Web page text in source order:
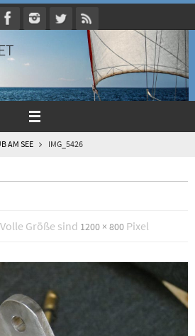
AM SEE IMG_5426
Volle Größe sind 1200 × 800Pixel